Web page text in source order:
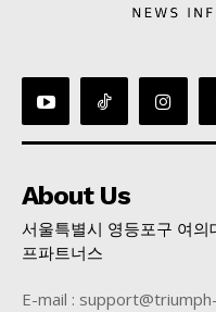
About Us
서울특별시 영등포구 여의
프파트너스
E-mail :